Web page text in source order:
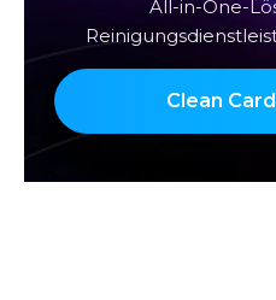
All-in-One-
Clean